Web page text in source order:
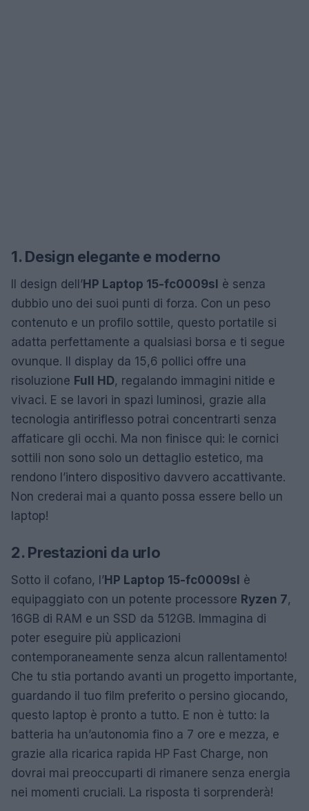
1. Design elegante e moderno
Il design dell’HP Laptop 15-fc0009sl è senza
dubbio uno dei suoi punti di forza. Con un peso
contenuto e un profilo sottile, questo portatile si
adatta perfettamente a qualsiasi borsa e ti segue
ovunque. Il display da 15,6 pollici offre una
risoluzione Full HD, regalando immagini nitide e
vivaci. E se lavori in spazi luminosi, grazie alla
tecnologia antiriflesso potrai concentrarti senza
affaticare gli occhi. Ma non finisce qui: le cornici
sottili non sono solo un dettaglio estetico, ma
rendono l’intero dispositivo davvero accattivante.
Non crederai mai a quanto possa essere bello un
laptop!
2. Prestazioni da urlo
Sotto il cofano, l’HP Laptop 15-fc0009sl è
equipaggiato con un potente processore Ryzen 7,
16GB di RAM e un SSD da 512GB. Immagina di
poter eseguire più applicazioni
contemporaneamente senza alcun rallentamento!
Che tu stia portando avanti un progetto importante,
guardando il tuo film preferito o persino giocando,
questo laptop è pronto a tutto. E non è tutto: la
batteria ha un’autonomia fino a 7 ore e mezza, e
grazie alla ricarica rapida HP Fast Charge, non
dovrai mai preoccuparti di rimanere senza energia
nei momenti cruciali. La risposta ti sorprenderà!